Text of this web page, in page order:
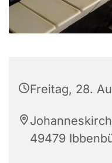
Freitag, 28.
49479